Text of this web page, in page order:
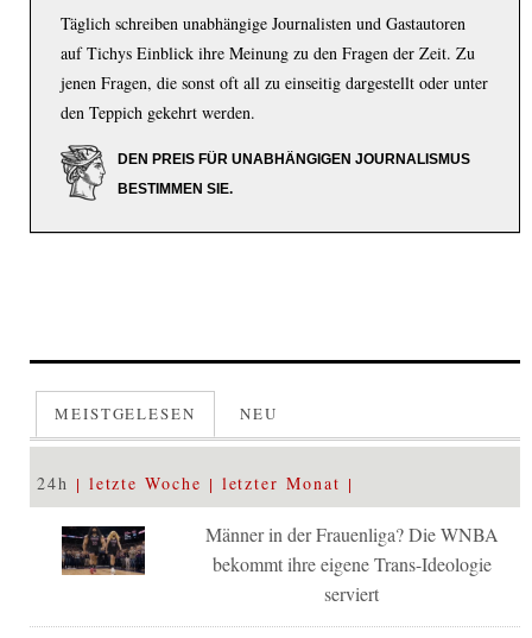
Täglich schreiben unabhängige Journalisten und Gastautoren
auf Tichys Einblick ihre Meinung zu den Fragen der Zeit. Zu
jenen Fragen, die sonst oft all zu einseitig dargestellt oder unter
den Teppich gekehrt werden.
DEN PREIS FÜR UNABHÄNGIGEN JOURNALISMUS
BESTIMMEN SIE.
MEISTGELESEN NEU
24h letzte Woche letzter Monat
Männer in der Frauenliga? Die WNBA
bekommt ihre eigene Trans-Ideologie
serviert